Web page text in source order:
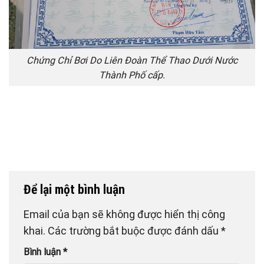
Chứng Chỉ Bơi Do Liên Đoàn Thể Thao Dưới Nước
Thành Phố cấp.
Để lại một bình luận
Email của bạn sẽ không được hiển thị công
khai. Các trường bắt buộc được đánh dấu *
Bình luận *